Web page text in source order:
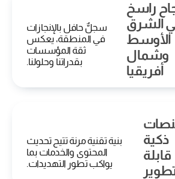
راسخ
الشرق
الأوسط
وشمال
أفريقيا
سجلٌّ حافل بالإنجازات
في المنطقة، يعكس
ثقة المؤسسات
بقدراتنا وحلولنا.
ذكية
قابلة
بنية تقنية مرنة تتيح تحديث
المحتوى والخدمات بما
يواكب تطور التهديدات.